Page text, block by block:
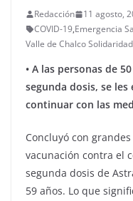
Redacción
11 agosto,
COVID-19,Emergencia
Valle de Chalco Solidaridad
• A las personas de
segunda dosis, se
continuar con las
Concluyó con
vacunación contra el
segunda dosis de
59 años. Lo que